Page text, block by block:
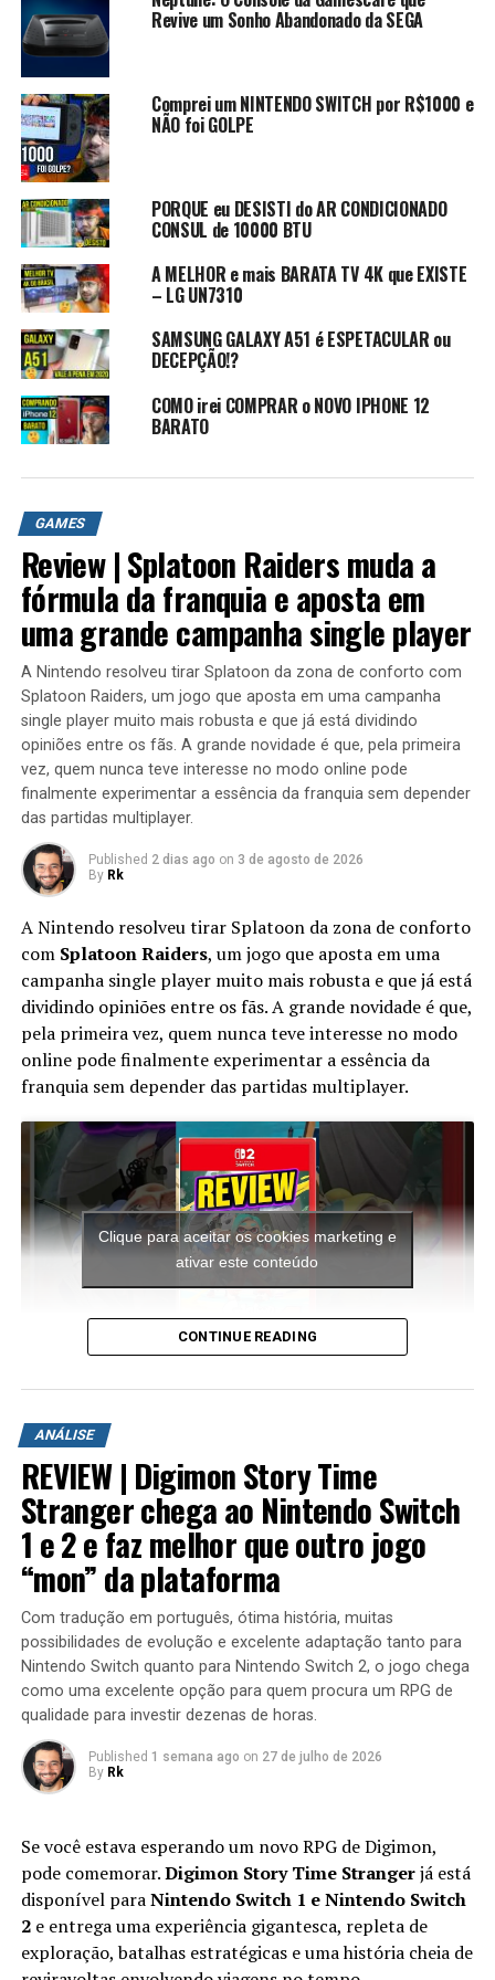
Revive um Sonho Abandonado da SEGA
Comprei um NINTENDO SWITCH por R$1000 e
NÃO foi GOLPE
PORQUE eu DESISTI do AR CONDICIONADO
CONSUL de 10000 BTU
A MELHOR e mais BARATA TV 4K que EXISTE
– LG UN7310
SAMSUNG GALAXY A51 é ESPETACULAR ou
DECEPÇÃO!?
COMO irei COMPRAR o NOVO IPHONE 12
BARATO
GAMES
Review | Splatoon Raiders muda a
fórmula da franquia e aposta em
uma grande campanha single player
A Nintendo resolveu tirar Splatoon da zona de conforto com
Splatoon Raiders, um jogo que aposta em uma campanha
single player muito mais robusta e que já está dividindo
opiniões entre os fãs. A grande novidade é que, pela primeira
vez, quem nunca teve interesse no modo online pode
finalmente experimentar a essência da franquia sem depender
das partidas multiplayer.
Published 2 dias ago on 3 de agosto de 2026
By Rk
A Nintendo resolveu tirar Splatoon da zona de conforto
com Splatoon Raiders, um jogo que aposta em uma
campanha single player muito mais robusta e que já está
dividindo opiniões entre os fãs. A grande novidade é que,
pela primeira vez, quem nunca teve interesse no modo
online pode finalmente experimentar a essência da
franquia sem depender das partidas multiplayer.
Clique para aceitar os cookies marketing e
ativar este conteúdo
A aventura leva o jogador para ilhas inéditas e diferentes
possível encontrar novas armas, aprimorar os
equipamentos com upgrades e completar diversas
missões que variam bastante em estrutura. Algumas
colocam o jogador contra grandes hordas de inimigos
em áreas abertas, enquanto outras acontecem em
regiões subterrâneas repletas de desafios, incluindo
inimigos mais poderosos e torres que precisam ser
destruídas dentro de um limite de tempo para que a
missão seja concluída.
Apesar do foco na experiência solo, o multiplayer
CONTINUE READING
ANÁLISE
REVIEW | Digimon Story Time
Stranger chega ao Nintendo Switch
1 e 2 e faz melhor que outro jogo
“mon” da plataforma
Com tradução em português, ótima história, muitas
possibilidades de evolução e excelente adaptação tanto para
Nintendo Switch quanto para Nintendo Switch 2, o jogo chega
como uma excelente opção para quem procura um RPG de
qualidade para investir dezenas de horas.
Published 1 semana ago on 27 de julho de 2026
By Rk
Se você estava esperando um novo RPG de Digimon,
pode comemorar.Digimon Story Time Strangerjá está
disponível paraNintendo Switch 1 e Nintendo Switch
2e entrega uma experiência gigantesca, repleta de
exploração, batalhas estratégicas e uma história cheia de